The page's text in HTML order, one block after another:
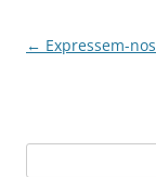
Navegació
← Expressem-nos